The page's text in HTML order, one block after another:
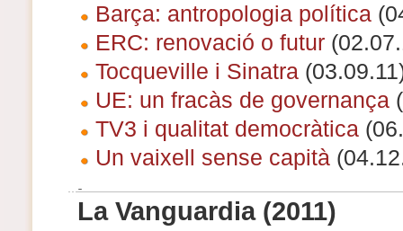
Barça: antropologia política
ERC: renovació o futur
Tocqueville i Sinatra
UE: un fracàs de governança
TV3 i qualitat democràtica
Un vaixell sense capità
La Vanguardia (2011)